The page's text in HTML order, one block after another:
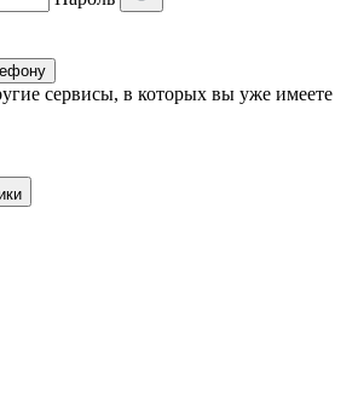
сервисы, в которых вы уже имеете